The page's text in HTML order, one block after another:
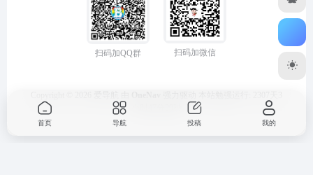
扫码加QQ群 扫码加微信
首页 导航 投稿 我的